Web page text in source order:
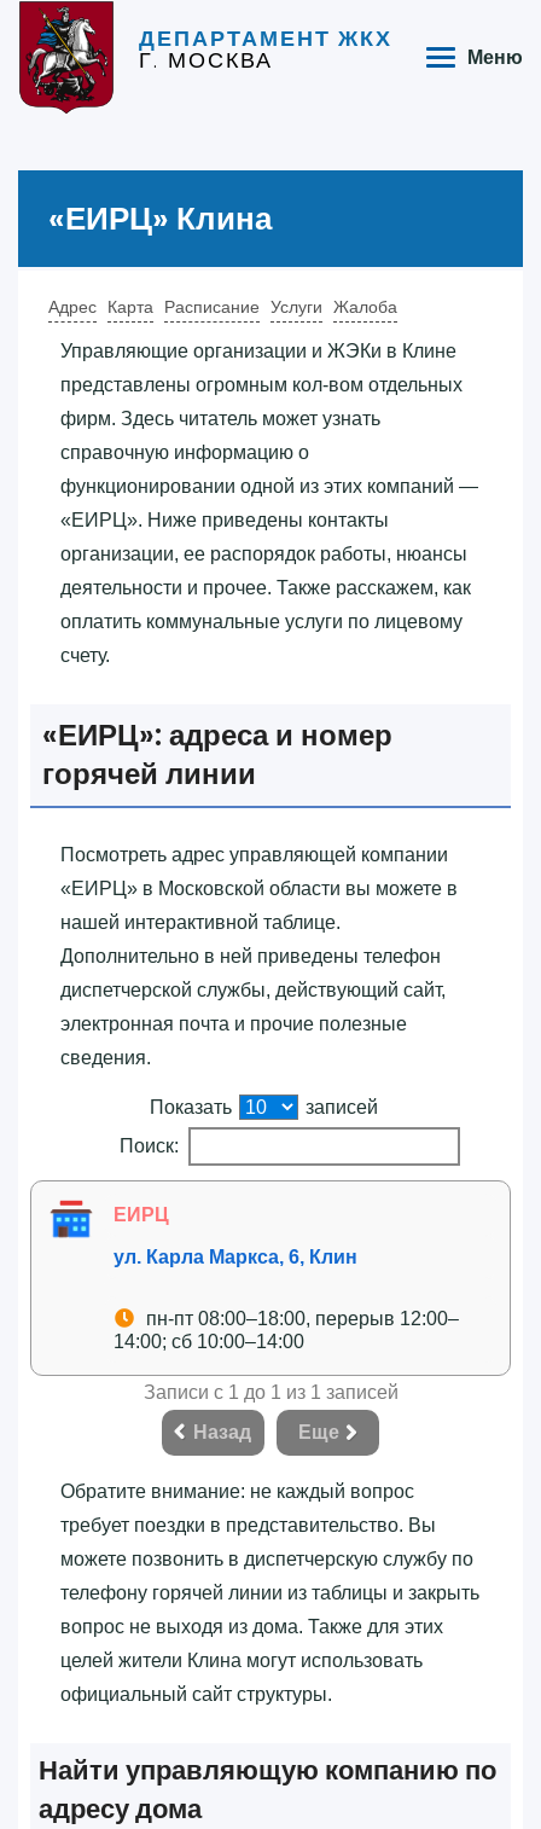
ДЕПАРТАМЕНТ ЖКХ
Г. МОСКВА Меню
«‎ЕИРЦ»‎ Клина
Адрес Карта Расписание Услуги Жалоба
Управляющие организации и ЖЭКи в Клине
представлены огромным кол-вом отдельных
фирм. Здесь читатель может узнать
справочную информацию о
функционировании одной из этих компаний —
«‎ЕИРЦ»‎. Ниже приведены контакты
организации, ее распорядок работы, нюансы
деятельности и прочее. Также расскажем, как
оплатить коммунальные услуги по лицевому
счету.
«‎ЕИРЦ»‎: адреса и номер
горячей линии
Посмотреть адрес управляющей компании
«‎ЕИРЦ»‎ в Московской области вы можете в
нашей интерактивной таблице.
Дополнительно в ней приведены телефон
диспетчерской службы, действующий сайт,
электронная почта и прочие полезные
сведения.
Показать
записей
Поиск:
ЕИРЦ
ул. Карла Маркса, 6, Клин
пн-пт 08:00–18:00, перерыв 12:00–
14:00; сб 10:00–14:00
Записи с 1 до 1 из 1 записей
Назад
Еще
Обратите внимание: не каждый вопрос
требует поездки в представительство. Вы
можете позвонить в диспетчерскую службу по
телефону горячей линии из таблицы и закрыть
вопрос не выходя из дома. Также для этих
целей жители Клина могут использовать
официальный сайт структуры.
Найти управляющую компанию по
адресу дома